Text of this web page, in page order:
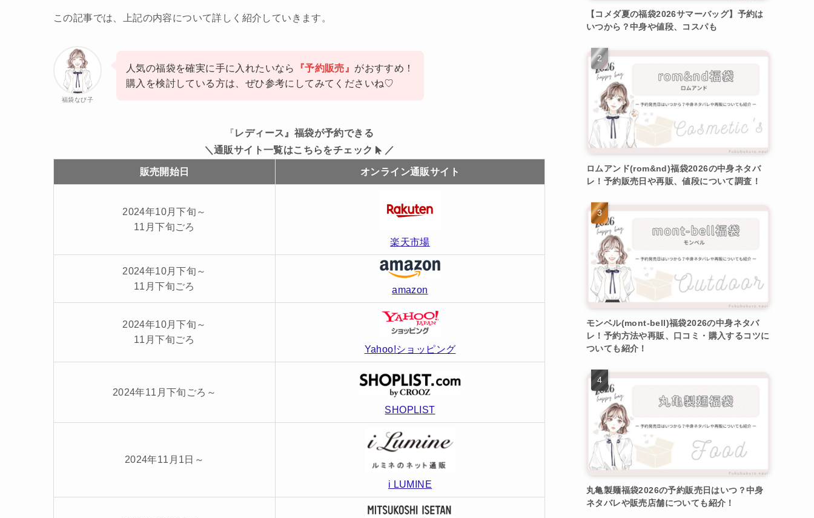
この記事では、上記の内容について詳しく紹介していきます。
福袋なび子
人気の福袋を確実に手に入れたいなら 『予約販売』 がおすすめ！
購入を検討している方は、ぜひ参考にしてみてくださいね♡
『レディース』福袋が予約できる
＼通販サイト一覧はこちらをチェック
／
販売開始日 オンライン通販サイト
2024年10月下旬～
11月下旬ごろ
楽天市場
2024年10月下旬～
11月下旬ごろ
amazon
2024年10月下旬～
11月下旬ごろ
Yahoo!ショッピング
2024年11月下旬ごろ～
SHOPLIST
2024年11月1日～
i LUMINE
【コメダ夏の福袋2026サマーバッグ】予約は
いつから？中身や値段、コスパも
ロムアンド(rom&nd)福袋2026の中身ネタバ
レ！予約販売日や再販、値段について調査！
モンベル(mont-bell)福袋2026の中身ネタバ
レ！予約方法や再販、口コミ・購入するコツに
ついても紹介！
丸亀製麺福袋2026の予約販売日はいつ？中身
ネタバレや販売店舗についても紹介！